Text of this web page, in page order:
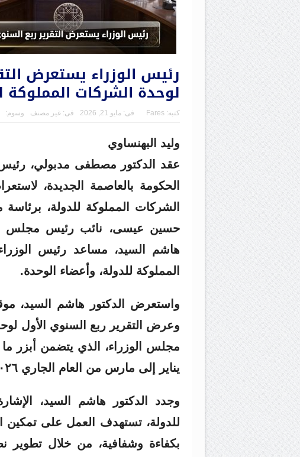
رئيس الوزراء يستعرض
لوحدة الشركات المملوكة
كتبه: Fares فى: مايو 21, 2026 فى: غير مصنف وسوم:
وليد البهنساوي
عقد الدكتور مصطفى مدبولي، رئيس
الحكومة بالعاصمة الجديدة،
الشركات المملوكة للدولة،
حسين عيسى، نائب رئيس مجلس
هاشم السيد، مساعد رئيس
المملوكة للدولة، وأعضاء الوحدة.
واستعرض الدكتور هاشم السيد،
وعرض التقرير ربع السنوي الأول
مجلس الوزراء، الذي يتضمن أبزر
يناير إلى مارس من العام الجاري ٢٠٢٦.
وجدد الدكتور هاشم السيد،
للدولة، تستهدف العمل على تمكين
بكفاءة وشفافية، من خلال تطوير